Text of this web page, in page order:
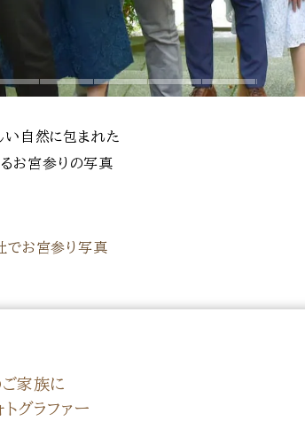
い自然に包まれた
お宮参りの写真
でお宮参り写真
ご家族に
トグラファー